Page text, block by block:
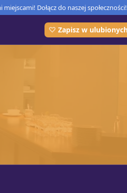
Dołącz do naszej społeczności!